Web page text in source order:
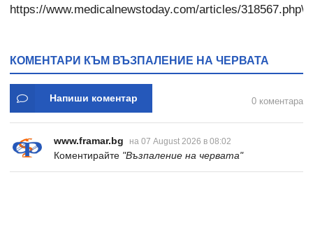
https://www.medicalnewstoday.com/articles/318567.php\
КОМЕНТАРИ КЪМ ВЪЗПАЛЕНИЕ НА ЧЕРВАТА
Напиши коментар 0 коментара
www.framar.bg на 07 August 2026 в 08:02
Коментирайте "Възпаление на червата"